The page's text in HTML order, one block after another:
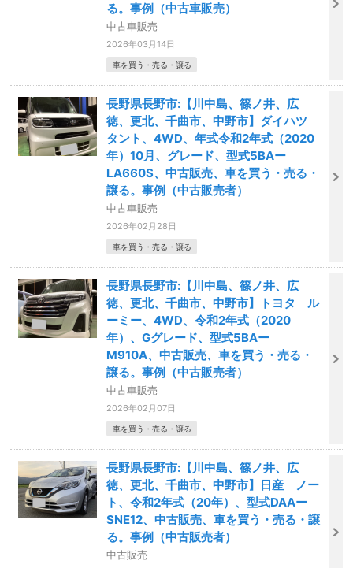
る。事例（中古車販売）
中古車販売
2026年03月14日
車を買う・売る・譲る
長野県長野市:【川中島、篠ノ井、広
徳、更北、千曲市、中野市】ダイハツ
タント、4WD、年式令和2年式（2020
年）10月、グレード、型式5BAー
LA660S、中古販売、車を買う・売る・
譲る。事例（中古販売者）
中古車販売
2026年02月28日
車を買う・売る・譲る
長野県長野市:【川中島、篠ノ井、広
徳、更北、千曲市、中野市】トヨタ ル
ーミー、4WD、令和2年式（2020
年）、Gグレード、型式5BAー
M910A、中古販売、車を買う・売る・
譲る。事例（中古販売者）
中古車販売
2026年02月07日
車を買う・売る・譲る
長野県長野市:【川中島、篠ノ井、広
徳、更北、千曲市、中野市】日産 ノー
ト、令和2年式（20年）、型式DAAー
SNE12、中古販売、車を買う・売る・譲
る。事例（中古販売者）
中古販売